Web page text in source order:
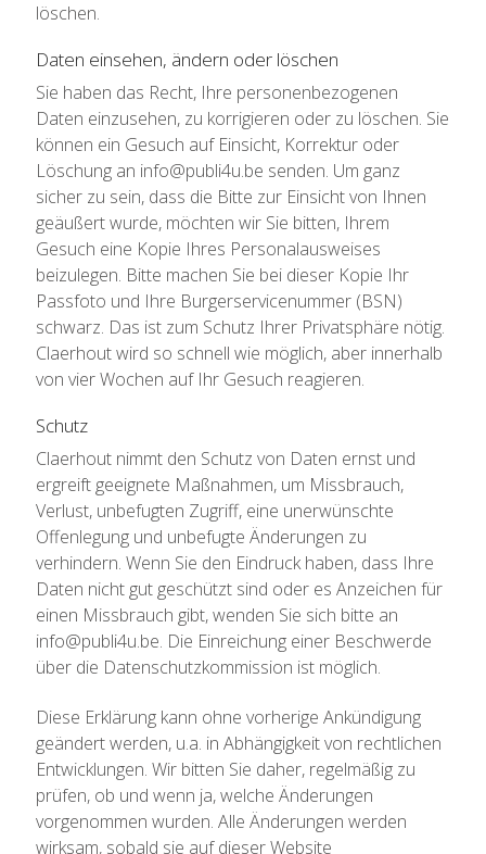
löschen.
Daten einsehen, ändern oder löschen
Sie haben das Recht, Ihre personenbezogenen
Daten einzusehen, zu korrigieren oder zu löschen. Sie
können ein Gesuch auf Einsicht, Korrektur oder
Löschung an info@publi4u.be senden. Um ganz
sicher zu sein, dass die Bitte zur Einsicht von Ihnen
geäußert wurde, möchten wir Sie bitten, Ihrem
Gesuch eine Kopie Ihres Personalausweises
beizulegen. Bitte machen Sie bei dieser Kopie Ihr
Passfoto und Ihre Burgerservicenummer (BSN)
schwarz. Das ist zum Schutz Ihrer Privatsphäre nötig.
Claerhout wird so schnell wie möglich, aber innerhalb
von vier Wochen auf Ihr Gesuch reagieren.
Schutz
Claerhout nimmt den Schutz von Daten ernst und
ergreift geeignete Maßnahmen, um Missbrauch,
Verlust, unbefugten Zugriff, eine unerwünschte
Offenlegung und unbefugte Änderungen zu
verhindern. Wenn Sie den Eindruck haben, dass Ihre
Daten nicht gut geschützt sind oder es Anzeichen für
einen Missbrauch gibt, wenden Sie sich bitte an
info@publi4u.be. Die Einreichung einer Beschwerde
über die Datenschutzkommission ist möglich.
Diese Erklärung kann ohne vorherige Ankündigung
geändert werden, u.a. in Abhängigkeit von rechtlichen
Entwicklungen. Wir bitten Sie daher, regelmäßig zu
prüfen, ob und wenn ja, welche Änderungen
vorgenommen wurden. Alle Änderungen werden
wirksam, sobald sie auf dieser Website